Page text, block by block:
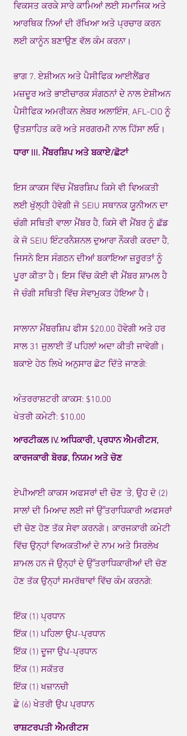
ਵਿਕਸਤ ਕਰਕੇ ਸਾਰੇ ਕਾਮਿਆਂ ਲਈ ਸਮਾਜਿਕ ਅਤੇ
ਆਰਥਿਕ ਨਿਆਂ ਦੀ ਰੱਖਿਆ ਅਤੇ ਪ੍ਰਚਾਰ ਕਰਨ
ਲਈ ਕਾਨੂੰਨ ਬਣਾਉਣ ਵੱਲ ਕੰਮ ਕਰਨਾ।
ਭਾਗ 7. ਏਸ਼ੀਅਨ ਅਤੇ ਪੈਸੀਫਿਕ ਆਈਲੈਂਡਰ
ਮਜ਼ਦੂਰ ਅਤੇ ਭਾਈਚਾਰਕ ਸੰਗਠਨਾਂ ਦੇ ਨਾਲ ਏਸ਼ੀਅਨ
ਪੈਸੀਫਿਕ ਅਮਰੀਕਨ ਲੇਬਰ ਅਲਾਇੰਸ, AFL-CIO ਨੂੰ
ਉਤਸ਼ਾਹਿਤ ਕਰੋ ਅਤੇ ਸਰਗਰਮੀ ਨਾਲ ਹਿੱਸਾ ਲਓ।
ਧਾਰਾ III. ਮੈਂਬਰਸ਼ਿਪ ਅਤੇ ਬਕਾਏ/ਛੋਟਾਂ
ਇਸ ਕਾਕਸ ਵਿੱਚ ਮੈਂਬਰਸ਼ਿਪ ਕਿਸੇ ਵੀ ਵਿਅਕਤੀ
ਲਈ ਖੁੱਲ੍ਹੀ ਹੋਵੇਗੀ ਜੋ SEIU ਸਥਾਨਕ ਯੂਨੀਅਨ ਦਾ
ਚੰਗੀ ਸਥਿਤੀ ਵਾਲਾ ਮੈਂਬਰ ਹੈ, ਕਿਸੇ ਵੀ ਮੈਂਬਰ ਨੂੰ ਛੱਡ
ਕੇ ਜੋ SEIU ਇੰਟਰਨੈਸ਼ਨਲ ਦੁਆਰਾ ਨੌਕਰੀ ਕਰਦਾ ਹੈ,
ਜਿਸਨੇ ਇਸ ਸੰਗਠਨ ਦੀਆਂ ਬਕਾਇਆ ਜ਼ਰੂਰਤਾਂ ਨੂੰ
ਪੂਰਾ ਕੀਤਾ ਹੈ। ਇਸ ਵਿੱਚ ਕੋਈ ਵੀ ਮੈਂਬਰ ਸ਼ਾਮਲ ਹੈ
ਜੋ ਚੰਗੀ ਸਥਿਤੀ ਵਿੱਚ ਸੇਵਾਮੁਕਤ ਹੋਇਆ ਹੈ।
ਸਾਲਾਨਾ ਮੈਂਬਰਸ਼ਿਪ ਫੀਸ $20.00 ਹੋਵੇਗੀ ਅਤੇ ਹਰ
ਸਾਲ 31 ਜੁਲਾਈ ਤੋਂ ਪਹਿਲਾਂ ਅਦਾ ਕੀਤੀ ਜਾਵੇਗੀ।
ਬਕਾਏ ਹੇਠ ਲਿਖੇ ਅਨੁਸਾਰ ਛੋਟ ਦਿੱਤੇ ਜਾਣਗੇ:
ਅੰਤਰਰਾਸ਼ਟਰੀ ਕਾਕਸ: $10.00
ਖੇਤਰੀ ਕਮੇਟੀ: $10.00
ਆਰਟੀਕਲ IV. ਅਧਿਕਾਰੀ, ਪ੍ਰਧਾਨ ਐਮਰੀਟਸ,
ਕਾਰਜਕਾਰੀ ਬੋਰਡ, ਨਿਯਮ ਅਤੇ ਚੋਣ
ਏਪੀਆਈ ਕਾਕਸ ਅਫਸਰਾਂ ਦੀ ਚੋਣ 'ਤੇ, ਉਹ ਦੋ (2)
ਸਾਲਾਂ ਦੀ ਮਿਆਦ ਲਈ ਜਾਂ ਉੱਤਰਾਧਿਕਾਰੀ ਅਫਸਰਾਂ
ਦੀ ਚੋਣ ਹੋਣ ਤੱਕ ਸੇਵਾ ਕਰਨਗੇ। ਕਾਰਜਕਾਰੀ ਕਮੇਟੀ
ਵਿੱਚ ਉਨ੍ਹਾਂ ਵਿਅਕਤੀਆਂ ਦੇ ਨਾਮ ਅਤੇ ਸਿਰਲੇਖ
ਸ਼ਾਮਲ ਹਨ ਜੋ ਉਨ੍ਹਾਂ ਦੇ ਉੱਤਰਾਧਿਕਾਰੀਆਂ ਦੀ ਚੋਣ
ਹੋਣ ਤੱਕ ਉਨ੍ਹਾਂ ਸਮਰੱਥਾਵਾਂ ਵਿੱਚ ਕੰਮ ਕਰਨਗੇ:
ਇੱਕ (1) ਪ੍ਰਧਾਨ
ਇੱਕ (1) ਪਹਿਲਾ ਉਪ-ਪ੍ਰਧਾਨ
ਇੱਕ (1) ਦੂਜਾ ਉਪ-ਪ੍ਰਧਾਨ
ਇੱਕ (1) ਸਕੱਤਰ
ਇੱਕ (1) ਖਜ਼ਾਨਚੀ
ਛੇ (6) ਖੇਤਰੀ ਉਪ ਪ੍ਰਧਾਨ
ਰਾਸ਼ਟਰਪਤੀ ਐਮਰੀਟਸ